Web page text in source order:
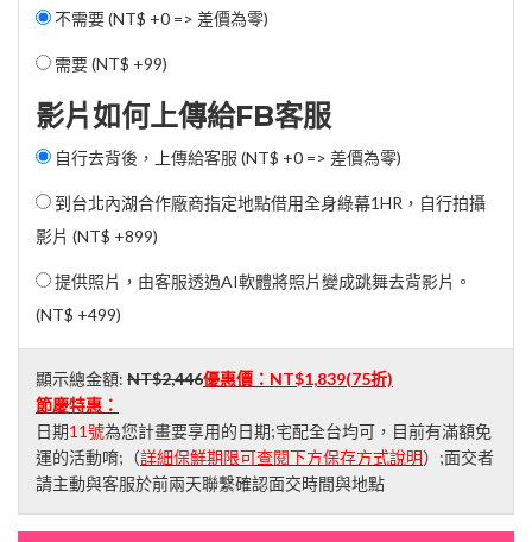
不需要 (NT$ +0 => 差價為零)
需要 (NT$ +99)
影片如何上傳給FB客服
自行去背後，上傳給客服 (NT$ +0 => 差價為零)
到台北內湖合作廠商指定地點借用全身綠幕1HR，自行拍攝
影片 (NT$ +899)
提供照片，由客服透過AI軟體將照片變成跳舞去背影片。
(NT$ +499)
顯示總金額: NT$2,446優惠價： NT$1,839(75折)
節慶特惠：
日期11號為您計畫要享用的日期;宅配全台均可，目前有滿額免
運的活動唷;（詳細保鮮期限可查閱下方保存方式說明）;面交者
請主動與客服於前兩天聯繫確認面交時間與地點